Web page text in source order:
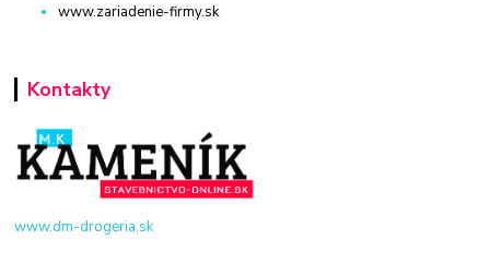
www.zariadenie-firmy.sk
Kontakty
www.dm-drogeria.sk